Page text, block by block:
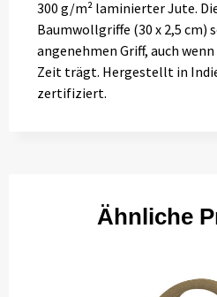
300 g/m² laminierter Jute.
Baumwollgriffe (30 x 2,5 cm)
angenehmen Griff, auch
Zeit trägt. Hergestellt in
zertifiziert.
Ähnliche